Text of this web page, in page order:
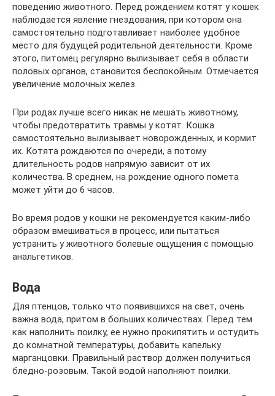
поведению животного. Перед рождением котят у кошек
наблюдается явление гнездования, при котором она
самостоятельно подготавливает наиболее удобное
место для будущей родительной деятельности. Кроме
этого, питомец регулярно вылизывает себя в области
половых органов, становится беспокойным. Отмечается
увеличение молочных желез.
При родах лучше всего никак не мешать животному,
чтобы предотвратить травмы у котят. Кошка
самостоятельно вылизывает новорожденных, и кормит
их. Котята рождаются по очереди, а потому
длительность родов напрямую зависит от их
количества. В среднем, на рождение одного помета
может уйти до 6 часов.
Во время родов у кошки не рекомендуется каким-либо
образом вмешиваться в процесс, или пытаться
устранить у животного болевые ощущения с помощью
анальгетиков.
Вода
Для птенцов, только что появившихся на свет, очень
важна вода, притом в больших количествах. Перед тем
как наполнить поилку, ее нужно прокипятить и остудить
до комнатной температуры, добавить капельку
марганцовки. Правильный раствор должен получиться
бледно-розовым. Такой водой наполняют поилки.